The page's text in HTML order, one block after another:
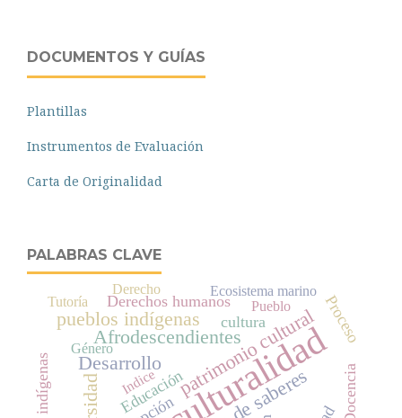
DOCUMENTOS Y GUÍAS
Plantillas
Instrumentos de Evaluación
Carta de Originalidad
PALABRAS CLAVE
Desarrollo
Afrodescendientespatrimonio cultural
pueblos indígenas
Educación Docencia
Derechos humanos Proceso
cultura
Ecosistema marino
Indice
Tutoría
Género
Pueblo
Derecho